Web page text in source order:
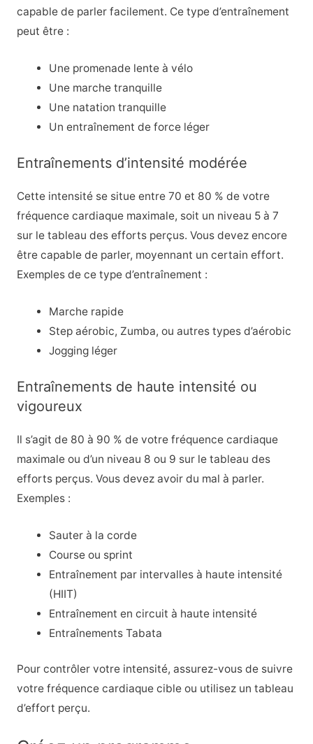
capable de parler facilement. Ce type d’entraînement
peut être :
Une promenade lente à vélo
Une marche tranquille
Une natation tranquille
Un entraînement de force léger
Entraînements d’intensité modérée
Cette intensité se situe entre 70 et 80 % de votre
fréquence cardiaque maximale, soit un niveau 5 à 7
sur le tableau des efforts perçus. Vous devez encore
être capable de parler, moyennant un certain effort.
Exemples de ce type d’entraînement :
Marche rapide
Step aérobic, Zumba, ou autres types d’aérobic
Jogging léger
Entraînements de haute intensité ou
vigoureux
Il s’agit de 80 à 90 % de votre fréquence cardiaque
maximale ou d’un niveau 8 ou 9 sur le tableau des
efforts perçus. Vous devez avoir du mal à parler.
Exemples :
Sauter à la corde
Course ou sprint
Entraînement par intervalles à haute intensité
(HIIT)
Entraînement en circuit à haute intensité
Entraînements Tabata
Pour contrôler votre intensité, assurez-vous de suivre
votre fréquence cardiaque cible ou utilisez un tableau
d’effort perçu.